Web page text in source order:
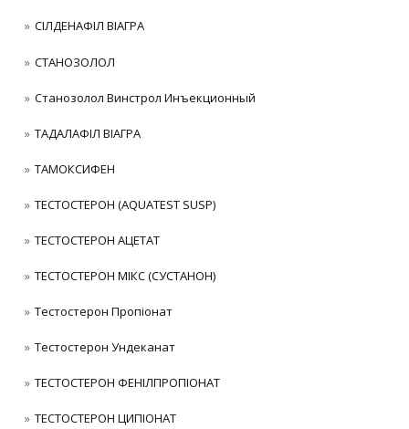
СІЛДЕНАФІЛ ВІАГРА
СТАНОЗОЛОЛ
Станозолол Винстрол Инъекционный
ТАДАЛАФІЛ ВІАГРА
ТАМОКСИФЕН
ТЕСТОСТЕРОН (AQUATEST SUSP)
ТЕСТОСТЕРОН АЦЕТАТ
ТЕСТОСТЕРОН МІКС (СУСТАНОН)
Тестостерон Пропіонат
Тестостерон Ундеканат
ТЕСТОСТЕРОН ФЕНІЛПРОПІОНАТ
ТЕСТОСТЕРОН ЦИПІОНАТ